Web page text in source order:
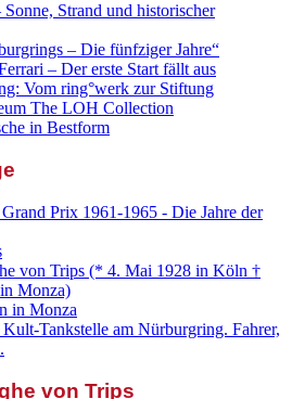
Strand und historischer
– Die fünfziger Jahre“
– Der erste Start fällt aus
Vom ring°werk zur Stiftung
The LOH Collection
in Bestform
Prix 1961-1965 - Die Jahre der
von Trips (* 4. Mai 1928 in Köln †
Monza)
in Monza
Tankstelle am Nürburgring. Fahrer,
von Trips